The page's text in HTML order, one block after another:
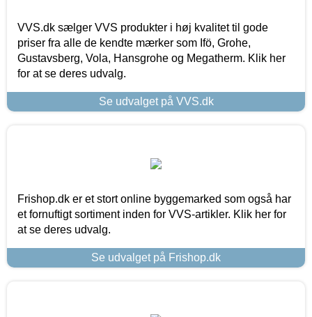
VVS.dk sælger VVS produkter i høj kvalitet til gode
priser fra alle de kendte mærker som Ifö, Grohe,
Gustavsberg, Vola, Hansgrohe og Megatherm. Klik her
for at se deres udvalg.
Se udvalget på VVS.dk
Frishop.dk er et stort online byggemarked som også har
et fornuftigt sortiment inden for VVS-artikler. Klik her for
at se deres udvalg.
Se udvalget på Frishop.dk